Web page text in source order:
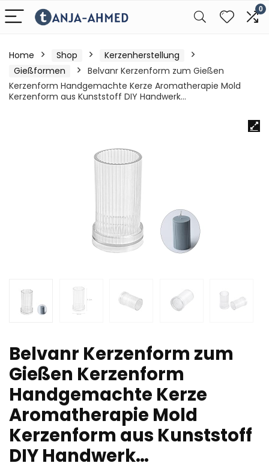
0
Home Shop
Kerzenherstellung
Gießformen
Belvanr Kerzenform zum Gießen
Kerzenform Handgemachte Kerze Aromatherapie Mold
Kerzenform aus Kunststoff DIY Handwerk…
Belvanr Kerzenform zum
Gießen Kerzenform
Handgemachte Kerze
Aromatherapie Mold
Kerzenform aus Kunststoff
DIY Handwerk…